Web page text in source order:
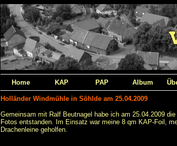
Home KAP PAP Album
Holländer Windmühle in Söhlde am 25.04.2009
Gemeinsam mit Ralf Beutnagel habe ich am 25.04.2009
Fotos entstanden. Im Einsatz war meine 8 qm KAP-Foil,
Drachenleine geholfen.